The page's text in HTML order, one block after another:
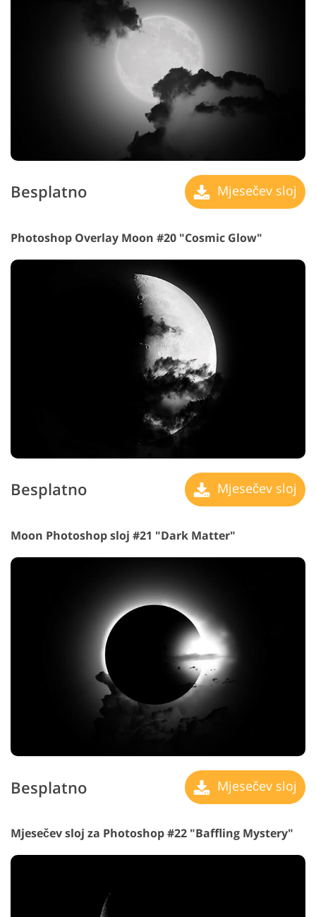
Besplatno Mjesečev sloj
Photoshop Overlay Moon #20 "Cosmic Glow"
Besplatno Mjesečev sloj
Moon Photoshop sloj #21 "Dark Matter"
Besplatno Mjesečev sloj
Mjesečev sloj za Photoshop #22 "Baffling Mystery"